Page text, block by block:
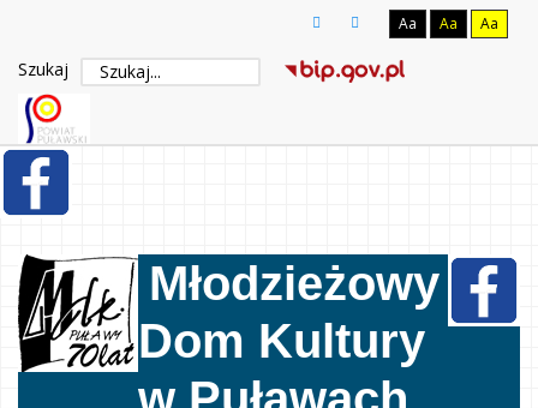
Aa Aa Aa
Szukaj
Młodzieżowy
Dom Kultury